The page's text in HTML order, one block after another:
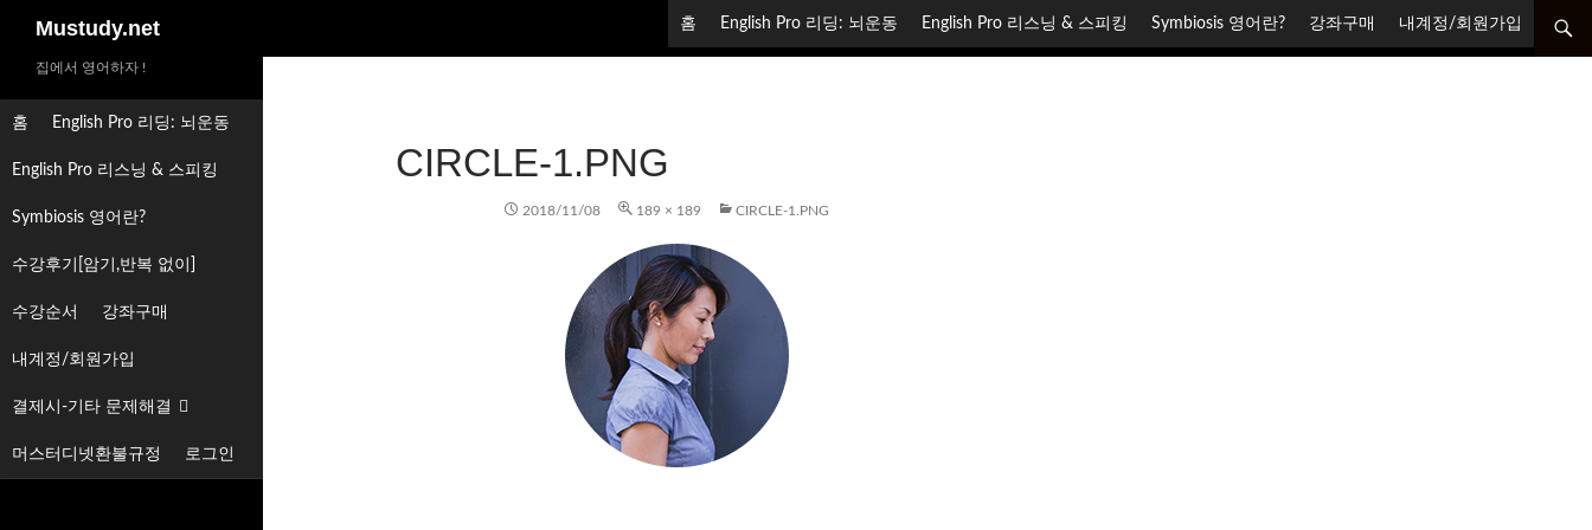
Mustudy.net 홈 English Pro 리딩: 뇌운동 English Pro 리스닝 & 스피킹 Symbiosis 영어란? 강좌구매 내계정/회원가입
CIRCLE-1.PNG
2018/11/08 189 × 189 CIRCLE-1.PNG
집에서 영어하자 !
홈 English Pro 리딩: 뇌운동
English Pro 리스닝 & 스피킹
Symbiosis 영어란?
수강후기[암기,반복 없이]
수강순서 강좌구매
내계정/회원가입
결제시-기타 문제해결
머스터디넷환불규정 로그인